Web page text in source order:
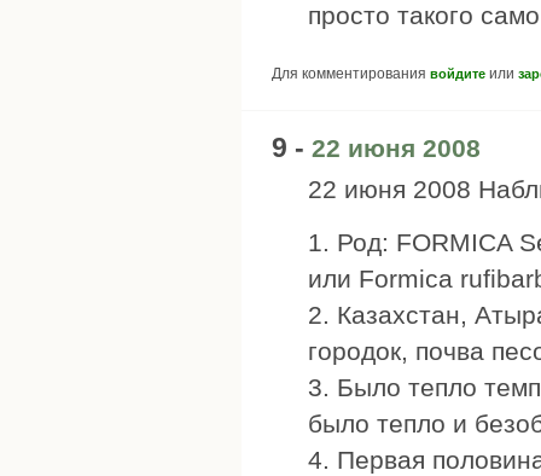
просто такого
Для комментирования войдите или
9 - 22 июня 2008
22 июня 2008
1. Род: FORMICA
или Formica
2. Казахстан,
городок, почва
3. Было тепло
было тепло и
4. Первая